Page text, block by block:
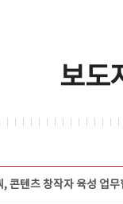
보도
콘텐츠 창작자 육성 업무